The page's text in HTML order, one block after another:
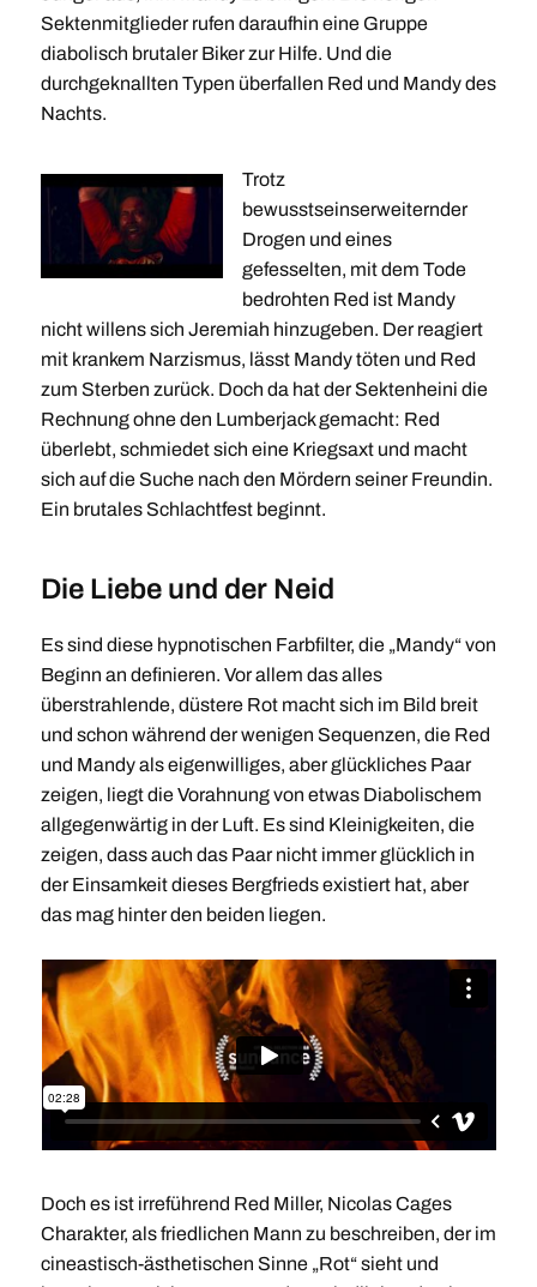
Sektenmitglieder rufen daraufhin eine Gruppe
diabolisch brutaler Biker zur Hilfe. Und die
durchgeknallten Typen überfallen Red und Mandy des
Nachts.
Trotz
bewusstseinserweiternder
Drogen und eines
gefesselten, mit dem Tode
bedrohten Red ist Mandy
nicht willens sich Jeremiah hinzugeben. Der reagiert
mit krankem Narzismus, lässt Mandy töten und Red
zum Sterben zurück. Doch da hat der Sektenheini die
Rechnung ohne den Lumberjack gemacht: Red
überlebt, schmiedet sich eine Kriegsaxt und macht
sich auf die Suche nach den Mördern seiner Freundin.
Ein brutales Schlachtfest beginnt.
Die Liebe und der Neid
Es sind diese hypnotischen Farbfilter, die „Mandy“ von
Beginn an definieren. Vor allem das alles
überstrahlende, düstere Rot macht sich im Bild breit
und schon während der wenigen Sequenzen, die Red
und Mandy als eigenwilliges, aber glückliches Paar
zeigen, liegt die Vorahnung von etwas Diabolischem
allgegenwärtig in der Luft. Es sind Kleinigkeiten, die
zeigen, dass auch das Paar nicht immer glücklich in
der Einsamkeit dieses Bergfrieds existiert hat, aber
das mag hinter den beiden liegen.
Doch es ist irreführend Red Miller, Nicolas Cages
Charakter, als friedlichen Mann zu beschreiben, der im
cineastisch-ästhetischen Sinne „Rot“ sieht und